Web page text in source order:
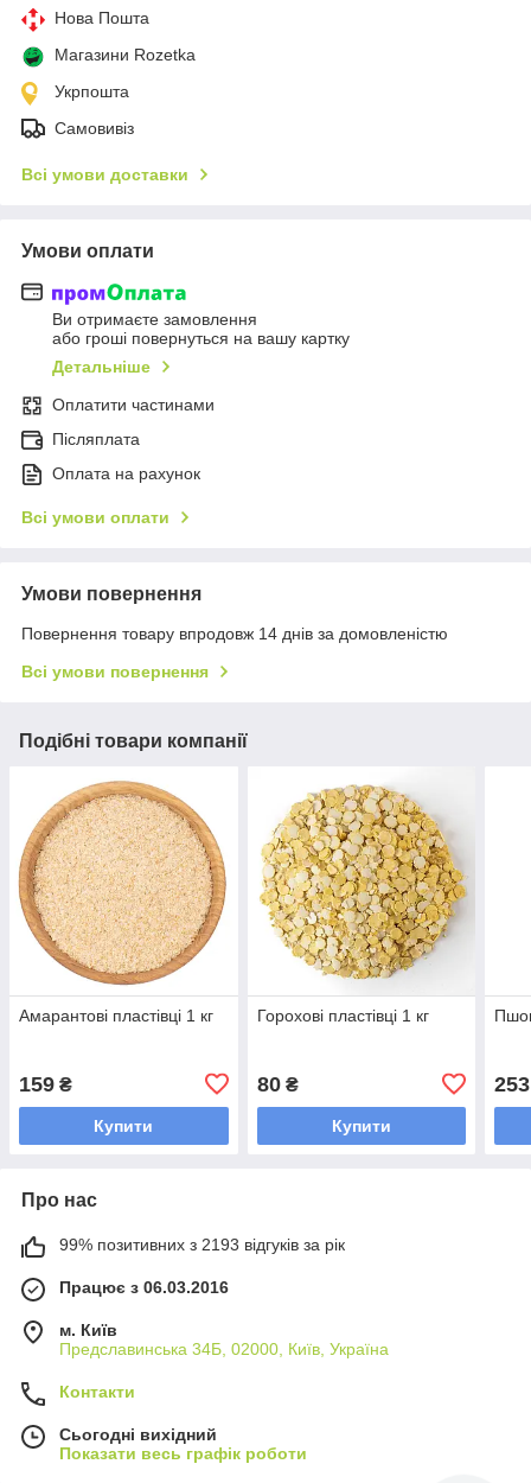
Нова Пошта
Магазини Rozetka
Укрпошта
Самовивіз
Всі умови доставки
Умови оплати
Ви отримаєте замовлення
або гроші повернуться на вашу картку
Детальніше
Оплатити частинами
Післяплата
Оплата на рахунок
Всі умови оплати
Умови повернення
Повернення товару впродовж 14 днів за домовленістю
Всі умови повернення
Подібні товари компанії
Амарантові пластівці 1 кг
159 ₴
Купити
Горохові пластівці 1 кг
80₴
Купити
253
Про нас
99% позитивних з 2193 відгуків за рік
Працює з 06.03.2016
м. Київ
Предславинська 34Б, 02000, Київ, Україна
Контакти
Сьогодні вихідний
Показати весь графік роботи